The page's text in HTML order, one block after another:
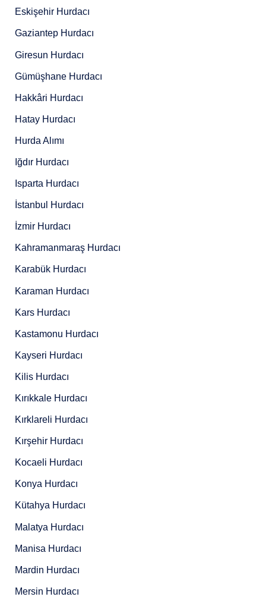
Eskişehir Hurdacı
Gaziantep Hurdacı
Giresun Hurdacı
Gümüşhane Hurdacı
Hakkâri Hurdacı
Hatay Hurdacı
Hurda Alımı
Iğdır Hurdacı
Isparta Hurdacı
İstanbul Hurdacı
İzmir Hurdacı
Kahramanmaraş Hurdacı
Karabük Hurdacı
Karaman Hurdacı
Kars Hurdacı
Kastamonu Hurdacı
Kayseri Hurdacı
Kilis Hurdacı
Kırıkkale Hurdacı
Kırklareli Hurdacı
Kırşehir Hurdacı
Kocaeli Hurdacı
Konya Hurdacı
Kütahya Hurdacı
Malatya Hurdacı
Manisa Hurdacı
Mardin Hurdacı
Mersin Hurdacı